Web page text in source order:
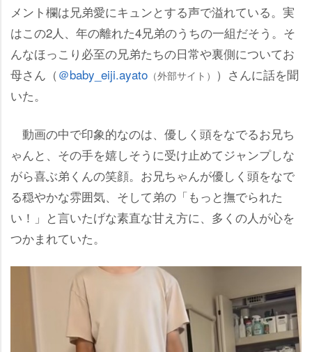
メント欄は兄弟愛にキュンとする声で溢れている。実
はこの2人、年の離れた4兄弟のうちの一組だそう。そ
んなほっこり必至の兄弟たちの日常や裏側についてお
母さん（＠baby_eiji.ayato （外部サイト） ）さんに話を聞
いた。
動画の中で印象的なのは、優しく頭をなでるお兄ち
ゃんと、その手を嬉しそうに受け止めてジャンプしな
がら喜ぶ弟くんの笑顔。お兄ちゃんが優しく頭をなで
る穏やかな雰囲気、そして弟の「もっと撫でられた
い！」と言いたげな素直な甘え方に、多くの人が心を
つかまれていた。